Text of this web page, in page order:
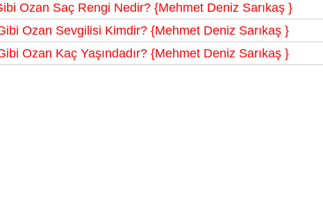
Ozan Saç Rengi Nedir? {Mehmet Deniz Sarıkaş }
Ozan Sevgilisi Kimdir? {Mehmet Deniz Sarıkaş }
Ozan Kaç Yaşındadır? {Mehmet Deniz Sarıkaş }